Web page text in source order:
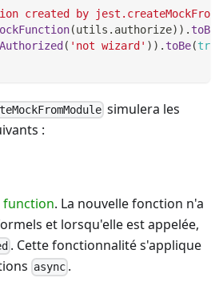
created by
(utils . authorize) ) . toBe
( 'not wizard' ) ) . toBe(true
simulera les
:
function. La nouvelle fonction n'a
et lorsqu'elle est appelée,
. Cette fonctionnalité s'applique
async .